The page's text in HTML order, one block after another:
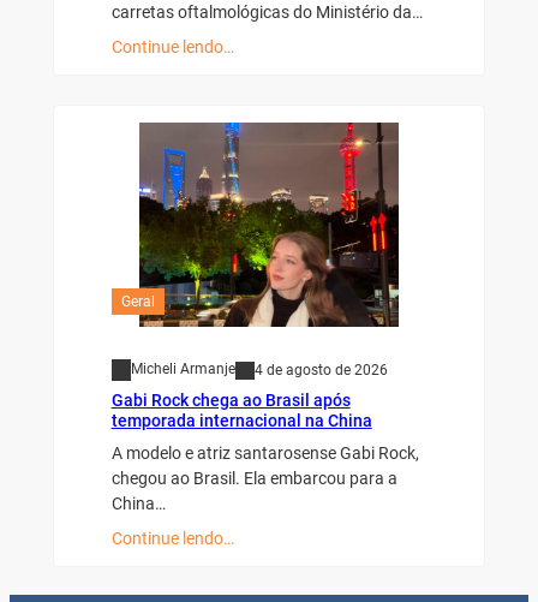
carretas oftalmológicas do Ministério da…
Continue lendo…
Geral
Micheli Armanje 4 de agosto de 2026
Gabi Rock chega ao Brasil após
temporada internacional na China
A modelo e atriz santarosense Gabi Rock,
chegou ao Brasil. Ela embarcou para a
China…
Continue lendo…